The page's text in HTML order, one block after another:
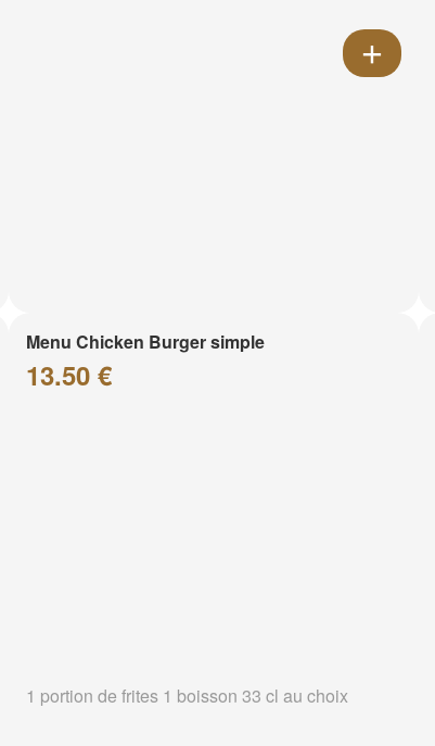
Menu Chicken Burger simple
13.50 €
1 portion de frites 1 boisson 33 cl au choix